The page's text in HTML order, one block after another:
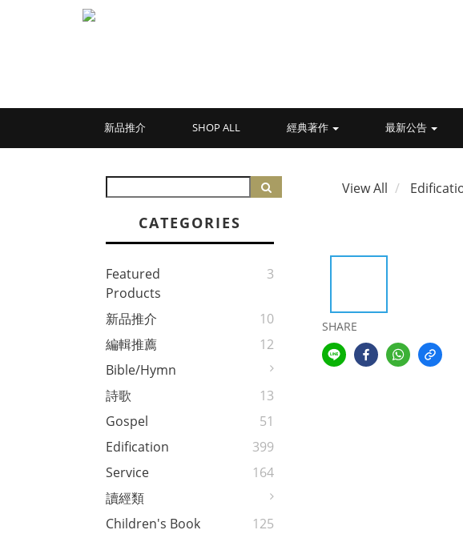
新品推介 SHOP ALL 經典著作 最新公告
CATEGORIES
Featured
Products
3
新品推介
10
編輯推薦
12
Bible/Hymn
詩歌
13
Gospel
51
Edification
399
Service
164
讀經類
Children's Book
125
View All
SHARE